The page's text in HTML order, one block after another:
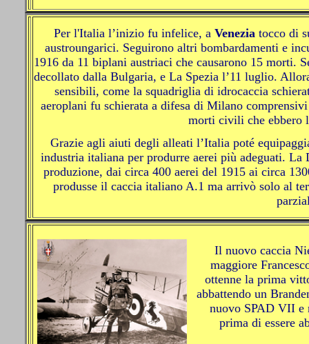
Per l'Italia l’inizio fu infelice, a Venezia tocco di
austroungarici. Seguirono altri bombardamenti e
1916 da 11 biplani austriaci che causarono 15 morti.
decollato dalla Bulgaria, e La Spezia l’11 luglio.
sensibili, come la squadriglia di idrocaccia
aeroplani fu schierata a difesa di Milano
morti civili che ebbero
Grazie agli aiuti degli alleati l’Italia poté
industria italiana per produrre aerei più adeguati.
produzione, dai circa 400 aerei del 1915 ai circa
produsse il caccia italiano A.1 ma arrivò solo al
Il nuovo caccia
maggiore
ottenne la prima
abbattendo un
nuovo SPAD VII e
prima di essere